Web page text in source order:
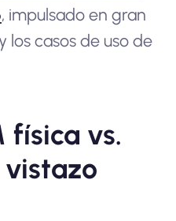
, impulsado en gran
los casos de uso de
física vs.
vistazo